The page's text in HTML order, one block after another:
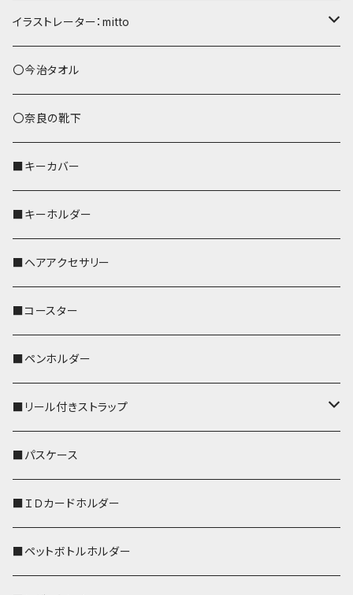
ショルダーバッグ
あずまバッグ
トートバッグ（L）
バッグインバッグ
イラストレーター：mitto
シマエナガ
ハシビロコウ
オカメインコ
歌うオカメちゃん
おかめ３兄弟
セキセイインコ
文鳥
鹿
ペンギン
〇今治タオル
〇奈良の靴下
■キーカバー
■キーホルダー
■ヘアアクセサリー
■コースター
■ペンホルダー
■リール付きストラップ
リールのみ
ストラップ付
■パスケース
■ＩＤカードホルダー
■ペットボトルホルダー